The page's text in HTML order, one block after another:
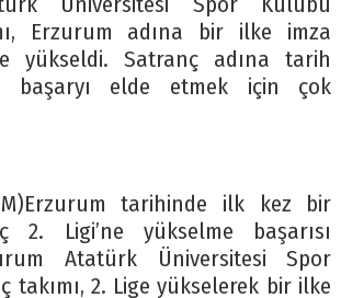
Erzurum adına bir ilke imza
yükseldi. Satranç adına tarih
başaryı elde etmek için çok
tarihinde ilk kez bir
2. Ligi’ne yükselme başarısı
Atatürk Üniversitesi Spor
takımı, 2. Lige yükselerek bir ilke